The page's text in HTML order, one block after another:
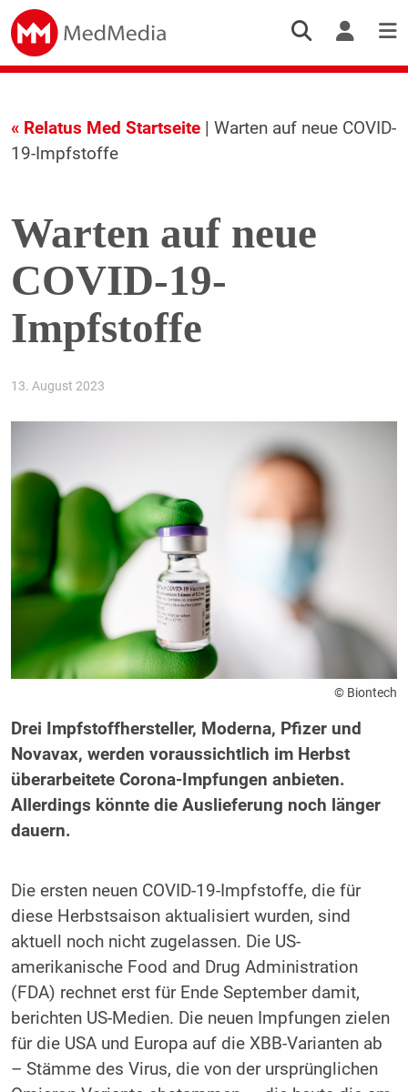
« Relatus Med Startseite| Warten auf neue COVID-
19-Impfstoffe
Warten auf neue
COVID-19-
Impfstoffe
13. August 2023
© Biontech
Drei Impfstoffhersteller, Moderna, Pfizer und
Novavax, werden voraussichtlich im Herbst
überarbeitete Corona-Impfungen anbieten.
Allerdings könnte die Auslieferung noch länger
dauern.
Die ersten neuen COVID-19-Impfstoffe, die für
diese Herbstsaison aktualisiert wurden, sind
aktuell noch nicht zugelassen. Die US-
amerikanische Food and Drug Administration
(FDA) rechnet erst für Ende September damit,
berichten US-Medien. Die neuen Impfungen zielen
für die USA und Europa auf die XBB-Varianten ab
– Stämme des Virus, die von der ursprünglichen